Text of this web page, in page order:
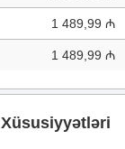
1 489,99 ₼
1 489,99 ₼
Xüsusiyyətləri